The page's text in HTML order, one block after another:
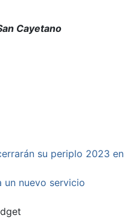
Cayetano
su periplo 2023 en
un nuevo servicio